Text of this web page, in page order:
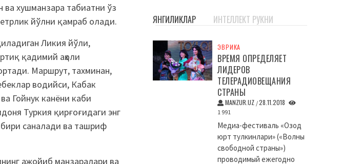
ва хушманзара табиатни ўз
йўлни қамраб олади.
Ликия йўли,
қадимий аҳоли
Маршрут, тахминан,
водийси, Кабак
Гойнук канёни каби
Туркия қирғоғидаги энг
саналади ва ташриф
ажойиб манзаралари ва
ЯНГИЛИКЛАР ИНТЕЛЛЕКТ РУКНИ
ЭВРИКА
ВРЕМЯ ОПРЕДЕЛЯЕТ
ЛИДЕРОВ
ТЕЛЕРАДИОВЕЩАНИЯ
СТРАНЫ
MANZUR.UZ /28.11.2018
1 991
Медиа-фестиваль «Озод
юрт тулкинлари» («Волны
свободной страны»)
проводимый ежегодно